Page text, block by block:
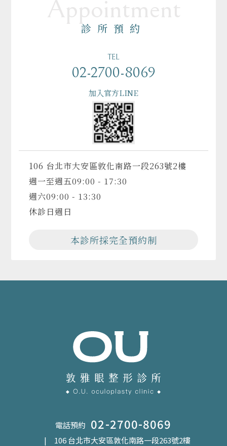
診所預約
TEL
02-2700-8069
加入官方LINE
106 台北市大安區敦化南路一段263號2樓
週一至週五09:00 - 17:30
週六09:00 - 13:30
休診日週日
本診所採完全預約制
電話預約 02-2700-8069
| 106 台北市大安區敦化南路一段263號2樓